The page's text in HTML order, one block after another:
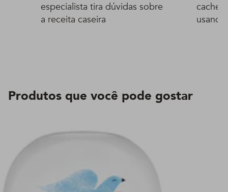
especialista tira dúvidas sobre
a receita caseira
Produtos que você pode gostar